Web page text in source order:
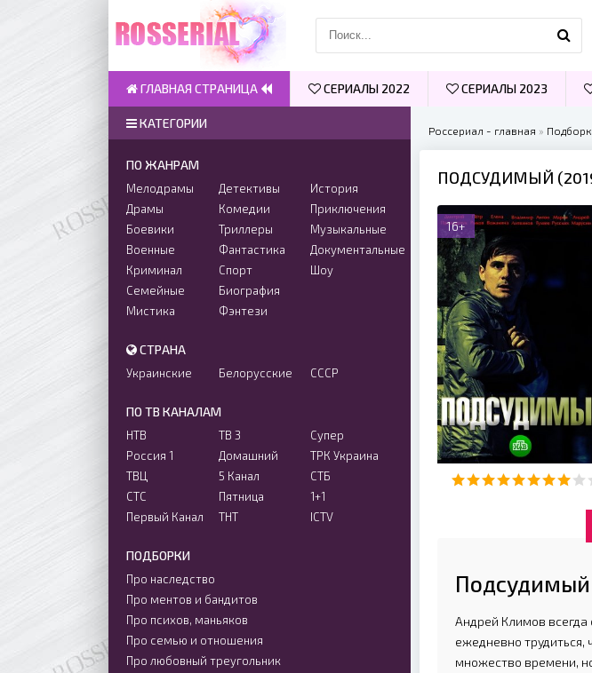
Россериал - главная »
ПОДСУДИМЫЙ
16+
Андрей Климов
ежедневно
множество времени,
КАТЕГОРИИ
ПО ЖАНРАМ
Мелодрамы
Драмы
Боевики
Военные
Криминал
Семейные
Мистика
Детективы
Комедии
Триллеры
Фантастика
Спорт
Биография
Фэнтези
История
Приключения
Музыкальные
Документальные
Шоу
СТРАНА
Украинские Белорусские СССР
ПО ТВ КАНАЛАМ
НТВ
Россия 1
ТВЦ
СТС
Первый Канал
ТВ 3
Домашний
5 Канал
Пятница
ТНТ
Супер
ТРК Украина
СТБ
1+1
ICTV
ПОДБОРКИ
Про наследство
Про ментов и бандитов
Про психов, маньяков
Про семью и отношения
Про любовный треугольник
ГЛАВНАЯ СТРАНИЦА СЕРИАЛЫ 2022 СЕРИАЛЫ 2023